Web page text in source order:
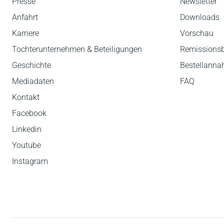
Anfahrt
Karriere
Tochterunternehmen & Beteiligungen
Geschichte
Mediadaten
Kontakt
Facebook
Linkedin
Youtube
Instagram
Downloads
Vorschau
FAQ